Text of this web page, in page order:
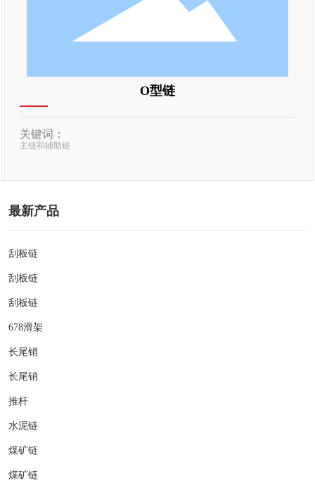
O型链
关键词：
主链和辅助链
最新产品
刮板链
刮板链
刮板链
678滑架
长尾销
长尾销
推杆
水泥链
煤矿链
煤矿链